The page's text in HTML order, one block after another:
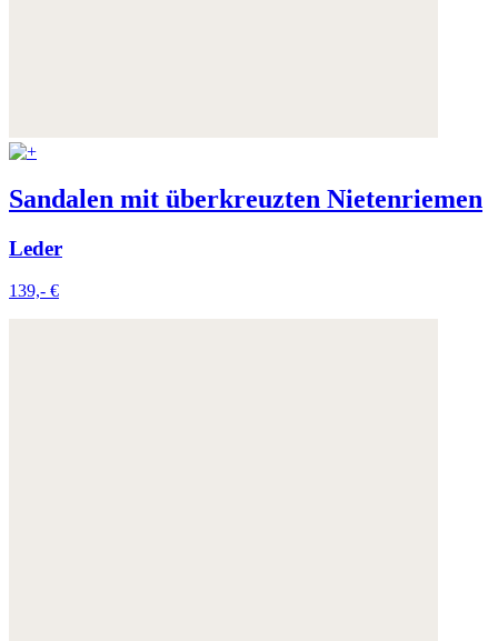
Sandalen mit überkreuzten Nietenriemen
Leder
139,- €